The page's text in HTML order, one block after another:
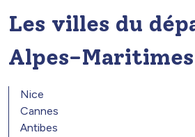
Les villes du
Alpes-Maritimes
Nice
Cannes
Antibes